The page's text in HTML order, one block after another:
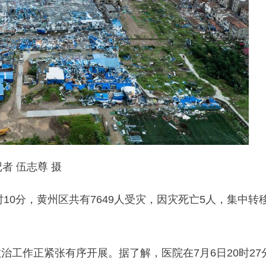
伍志尊 摄
分，黄州区共有7649人受灾，因灾死亡5人，集中转
工作正紧张有序开展。据了解，医院在7月6日20时27